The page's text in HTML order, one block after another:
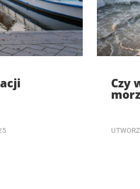
Czy